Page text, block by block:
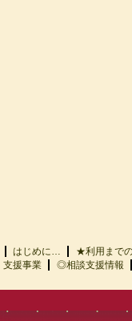
はじめに… ★利用まで
支援事業
◎相談支援情報